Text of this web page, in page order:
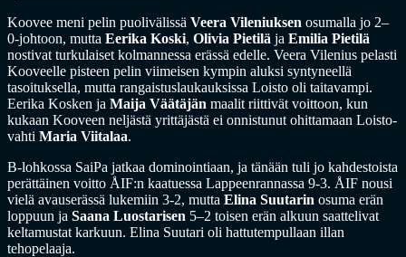
Koovee meni pelin puolivälissä Veera Vileniuksen osumalla jo 2–
0-johtoon, mutta Eerika Koski, Olivia Pietilä ja Emilia Pietilä
nostivat turkulaiset kolmannessa erässä edelle. Veera Vilenius pelasti
Kooveelle pisteen pelin viimeisen kympin aluksi syntyneellä
tasoituksella, mutta rangaistuslaukauksissa Loisto oli taitavampi.
Eerika Kosken ja Maija Väätäjän maalit riittivät voittoon, kun
kukaan Kooveen neljästä yrittäjästä ei onnistunut ohittamaan Loisto-
vahti Maria Viitalaa.
B-lohkossa SaiPa jatkaa dominointiaan, ja tänään tuli jo kahdestoista
perättäinen voitto ÅIF:n kaatuessa Lappeenrannassa 9-3. ÅIF nousi
vielä avauserässä lukemiin 3-2, mutta Elina Suutarin osuma erän
loppuun ja Saana Luostarisen 5–2 toisen erän alkuun saattelivat
keltamustat karkuun. Elina Suutari oli hattutempullaan illan
tehopelaaja.